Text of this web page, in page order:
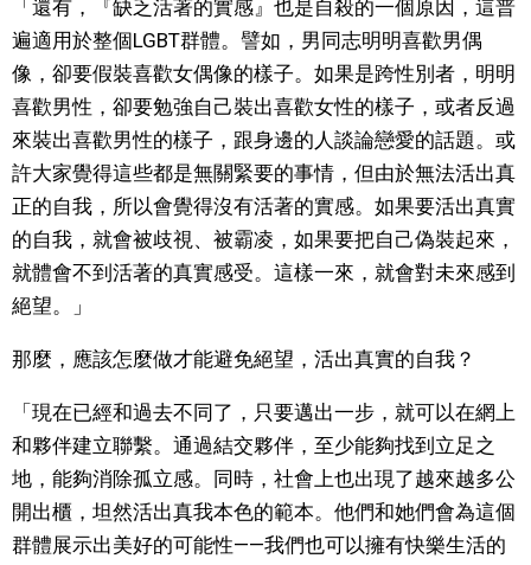
「還有，『缺乏活著的實感』也是自殺的一個原因，這普
遍適用於整個LGBT群體。譬如，男同志明明喜歡男偶
像，卻要假裝喜歡女偶像的樣子。如果是跨性別者，明明
喜歡男性，卻要勉強自己裝出喜歡女性的樣子，或者反過
來裝出喜歡男性的樣子，跟身邊的人談論戀愛的話題。或
許大家覺得這些都是無關緊要的事情，但由於無法活出真
正的自我，所以會覺得沒有活著的實感。如果要活出真實
的自我，就會被歧視、被霸凌，如果要把自己偽裝起來，
就體會不到活著的真實感受。這樣一來，就會對未來感到
絕望。」
那麼，應該怎麼做才能避免絕望，活出真實的自我？
「現在已經和過去不同了，只要邁出一步，就可以在網上
和夥伴建立聯繫。通過結交夥伴，至少能夠找到立足之
地，能夠消除孤立感。同時，社會上也出現了越來越多公
開出櫃，坦然活出真我本色的範本。他們和她們會為這個
群體展示出美好的可能性——我們也可以擁有快樂生活的